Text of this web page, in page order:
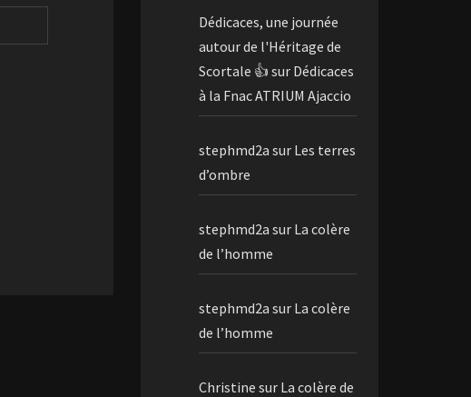
Dédicaces, une journée
autour de l'Héritage de
Scortale 👍 sur Dédicaces
à la Fnac ATRIUM Ajaccio
stephmd2a sur Les terres
d’ombre
stephmd2a sur La colère
de l’homme
stephmd2a sur La colère
de l’homme
Christine sur La colère de